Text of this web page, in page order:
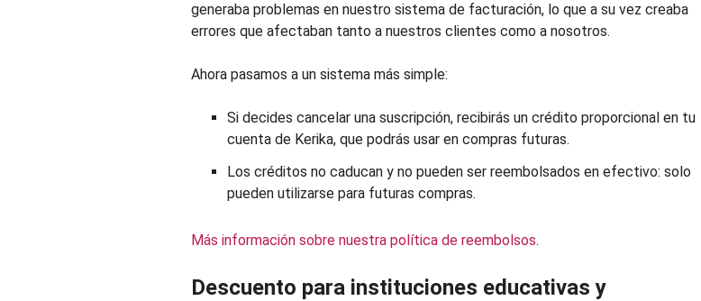
generaba problemas en nuestro sistema de facturación, lo que a su vez creaba
errores que afectaban tanto a nuestros clientes como a nosotros.
Ahora pasamos a un sistema más simple:
Si decides cancelar una suscripción, recibirás un crédito proporcional en tu
cuenta de Kerika, que podrás usar en compras futuras.
Los créditos no caducan y no pueden ser reembolsados en efectivo: solo
pueden utilizarse para futuras compras.
Más información sobre nuestra política de reembolsos.
Descuento para instituciones educativas y